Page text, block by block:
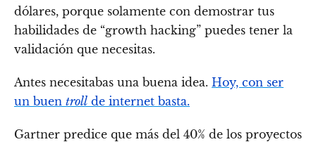
dólares, porque solamente con demostrar tus
habilidades de “growth hacking” puedes tener la
validación que necesitas.
Antes necesitabas una buena idea. Hoy, con ser
un buen troll de internet basta.
Gartner predice que más del 40% de los proyectos